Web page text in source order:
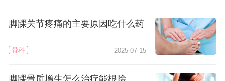
脚踝关节疼痛的主要原因吃什么药
骨科 2025-07-15